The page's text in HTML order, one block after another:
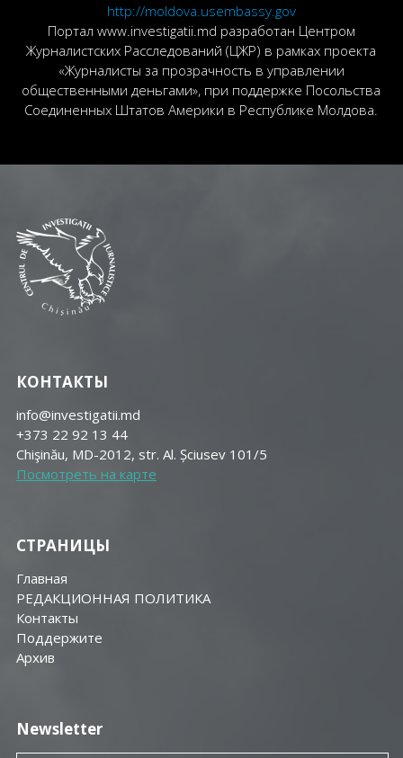
http://moldova.usembassy.gov
Портал www.investigatii.md разработан Центром
Журналистских Расследований (ЦЖР) в рамках проекта
«Журналисты за прозрачность в управлении
общественными деньгами», при поддержке Посольства
Соединенных Штатов Америки в Республике Молдова.
КОНТАКТЫ
info@investigatii.md
+373 22 92 13 44
Chişinău, MD-2012, str. Al. Șciusev 101/5
Посмотреть на карте
СТРАНИЦЫ
Главная
РЕДАКЦИОННАЯ ПОЛИТИКА
Контакты
Поддержите
Aрхив
Newsletter